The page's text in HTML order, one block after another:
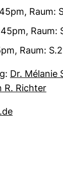
Raum:
Raum:
Raum:
Dr. Mélanie
R. Richter
(öffnet Ihr